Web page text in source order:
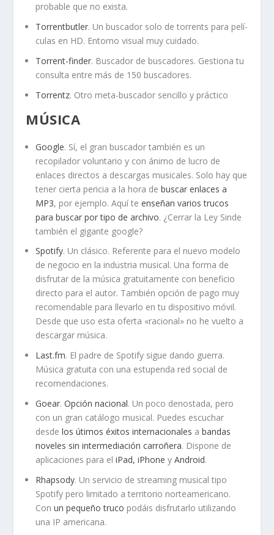
probable que no exista.
Torrentbutler. Un buscador solo de torrents para pelí­
culas en HD. Entorno visual muy cuidado.
Torrent-finder. Buscador de buscadores. Gestiona tu
consulta entre más de 150 buscadores.
Torrentz. Otro meta-buscador sencillo y práctico
MÚSICA
Google. Sí­, el gran buscador también es un
recopilador voluntario y con ánimo de lucro de
enlaces directos a descargas musicales. Solo hay que
tener cierta pericia a la hora debuscar enlaces a
MP3, por ejemplo. Aquí teenseñan varios trucos
para buscar por tipo de archivo. ¿Cerrar la Ley Sinde
también el gigante google?
Spotify. Un clásico. Referente para el nuevo modelo
de negocio en la industria musical. Una forma de
disfrutar de la música gratuitamente con beneficio
directo para el autor. También opción de pago muy
recomendable para llevarlo en tu dispositivo móvil.
Desde que uso esta oferta «racional» no he vuelto a
descargar música.
Last.fm. El padre de Spotify sigue dando guerra.
Música gratuita con una estupenda red social de
recomendaciones.
Goear.Opción nacional. Un poco denostada, pero
con un gran catálogo musical. Puedes escuchar
desdelos útimos éxitos internacionales abandas
noveles sin intermediación carroñera. Dispone de
aplicaciones para eliPad, iPhone yAndroid.
Rhapsody. Un servicio de streaming musical tipo
Spotify pero limitado a territorio norteamericano.
Conun pequeño truco podáis disfrutarlo utilizando
una IP americana.